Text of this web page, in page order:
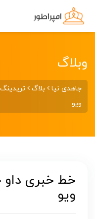
وبلاگ
جاهدی نیا بلاگ
ویو
خط خبری داو
ویو